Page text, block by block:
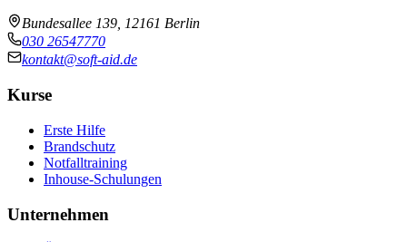
Bundesallee 139, 12161 Berlin
030 26547770
kontakt@soft-aid.de
Kurse
Erste Hilfe
Brandschutz
Notfalltraining
Inhouse-Schulungen
Unternehmen